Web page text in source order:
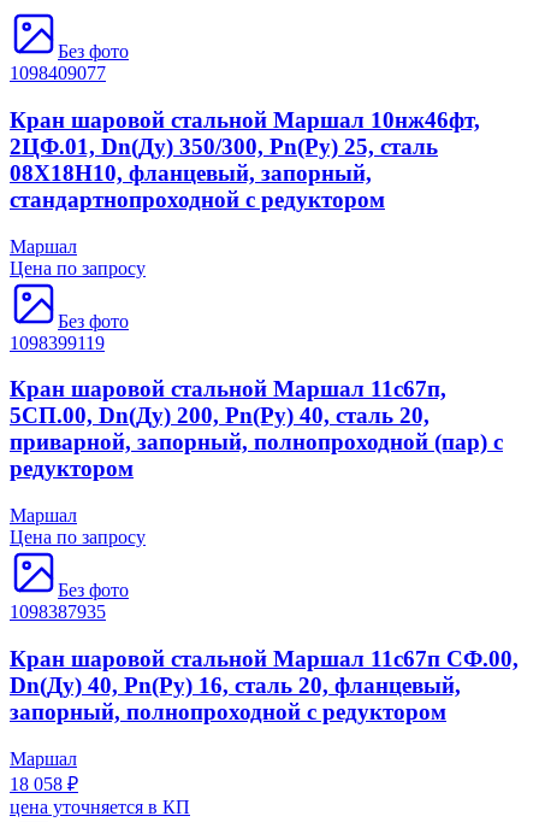
Без фото
1098409077
Кран шаровой стальной Маршал 10нж46фт,
2ЦФ.01, Dn(Ду) 350/300, Рn(Ру) 25, сталь
08Х18Н10, фланцевый, запорный,
стандартнопроходной с редуктором
Маршал
Цена по запросу
Без фото
1098399119
Кран шаровой стальной Маршал 11с67п,
5СП.00, Dn(Ду) 200, Рn(Ру) 40, сталь 20,
приварной, запорный, полнопроходной (пар) с
редуктором
Маршал
Цена по запросу
Без фото
1098387935
Кран шаровой стальной Маршал 11с67п СФ.00,
Dn(Ду) 40, Рn(Ру) 16, сталь 20, фланцевый,
запорный, полнопроходной с редуктором
Маршал
18 058 ₽
цена уточняется в КП